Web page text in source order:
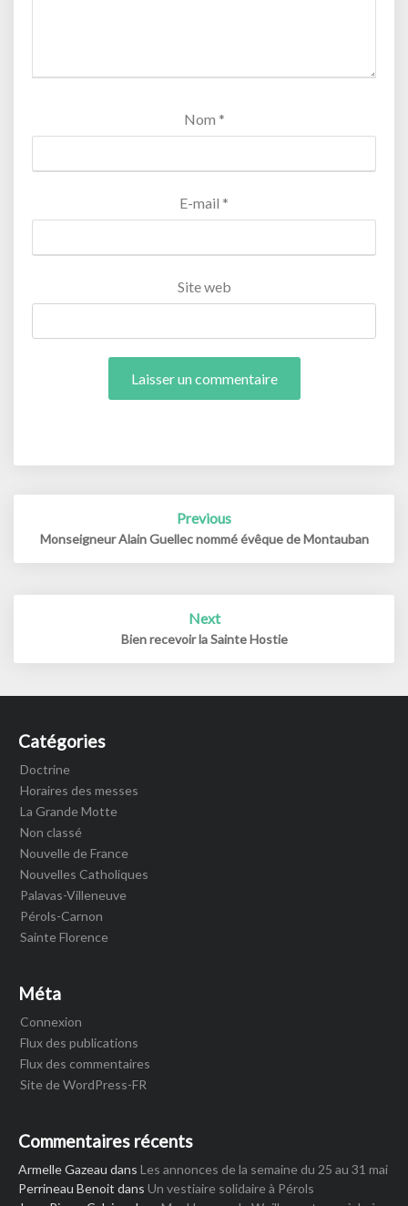
Nom *
E-mail *
Site web
Previous
Monseigneur Alain Guellec nommé évêque de Montauban
Next
Bien recevoir la Sainte Hostie
Catégories
Doctrine
Horaires des messes
La Grande Motte
Non classé
Nouvelle de France
Nouvelles Catholiques
Palavas-Villeneuve
Pérols-Carnon
Sainte Florence
Méta
Connexion
Flux des publications
Flux des commentaires
Site de WordPress-FR
Commentaires récents
Armelle Gazeau dans Les annonces de la semaine du 25 au 31 mai
Perrineau Benoit dans Un vestiaire solidaire à Pérols